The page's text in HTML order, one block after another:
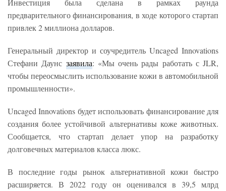
Инвестиция была сделана в рамках раунда
предварительного финансирования, в ходе которого стартап
привлек 2 миллиона долларов.
Генеральный директор и соучредитель Uncaged Innovations
Стефани Даунс заявила: «Мы очень рады работать с JLR,
чтобы переосмыслить использование кожи в автомобильной
промышленности».
Uncaged Innovations будет использовать финансирование для
создания более устойчивой альтернативы коже животных.
Сообщается, что стартап делает упор на разработку
долговечных материалов класса люкс.
В последние годы рынок альтернативной кожи быстро
расширяется. В 2022 году он оценивался в 39,5 млрд